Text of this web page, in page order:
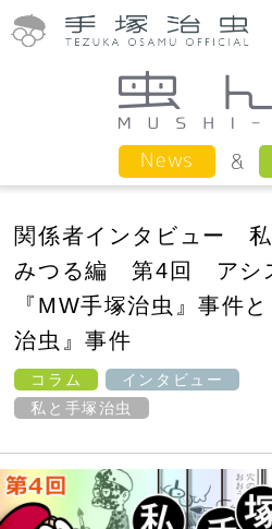
News
関係者インタビュー
みつる編 第4回 アシ
『MW手塚治虫』事件
治虫』事件
コラム
インタビュー
私と手塚治虫